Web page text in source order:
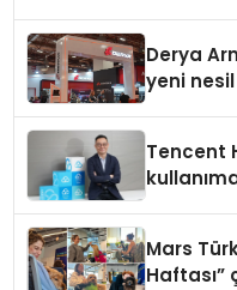
Derya
yeni
Tencent
Mars
Haftası”